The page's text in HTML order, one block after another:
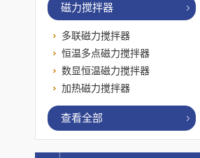
磁力搅拌器
多联磁力搅拌器
恒温多点磁力搅拌器
数显恒温磁力搅拌器
加热磁力搅拌器
查看全部